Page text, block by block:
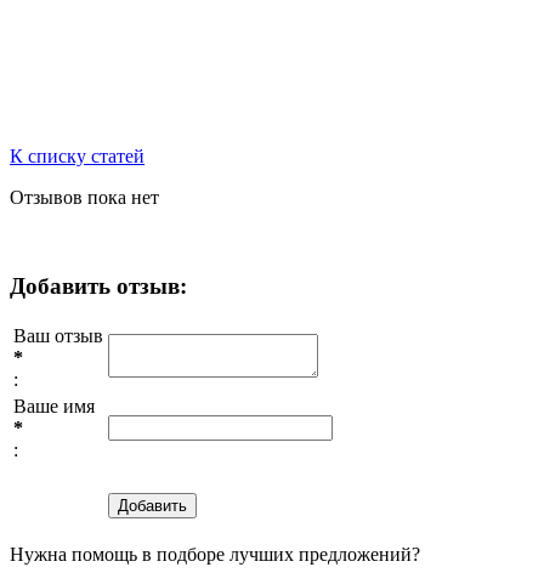
К списку статей
Отзывов пока нет
Добавить отзыв:
Ваш отзыв
*
:
Ваше имя
*
:
Нужна помощь в подборе лучших предложений?